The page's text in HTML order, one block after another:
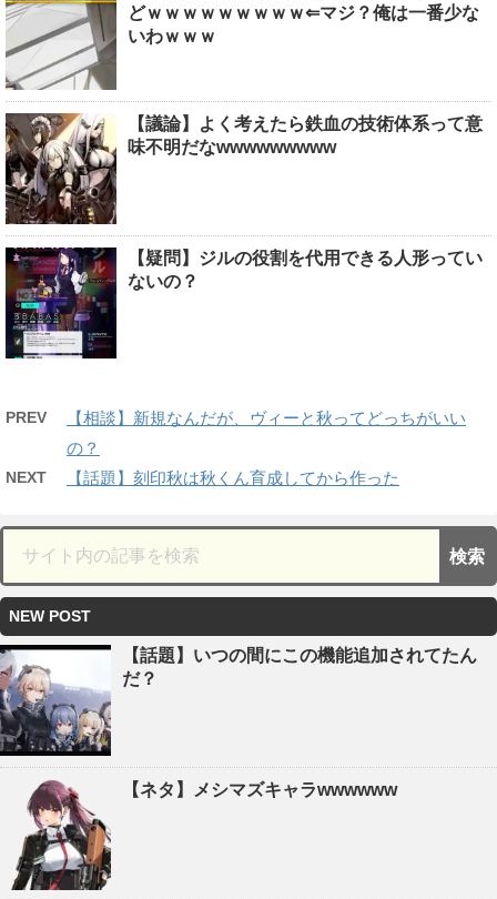
どｗｗｗｗｗｗｗｗｗ⇐マジ？俺は一番少な
いわｗｗｗ
【議論】よく考えたら鉄血の技術体系って意
味不明だなwwwwwwwww
【疑問】ジルの役割を代用できる人形ってい
ないの？
PREV
【相談】新規なんだが、ヴィーと秋ってどっちがいい
の？
NEXT 【話題】刻印秋は秋くん育成してから作った
NEW POST
【話題】いつの間にこの機能追加されてたん
だ？
【ネタ】メシマズキャラwwwwww